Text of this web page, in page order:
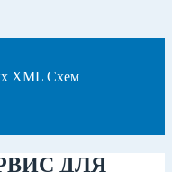
XML Схем
ДЛЯ